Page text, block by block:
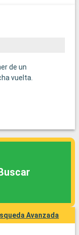
de un
vuelta.
Avanzada